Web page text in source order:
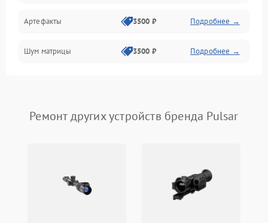
Матрица
Проблемы питания
Сбои коммуникаций и интерфейсов
Проблемы с объективом
Артефакты 3500 ₽ Подробнее →
Шум матрицы 3500 ₽ Подробнее →
Ремонт других устройств бренда Pulsar